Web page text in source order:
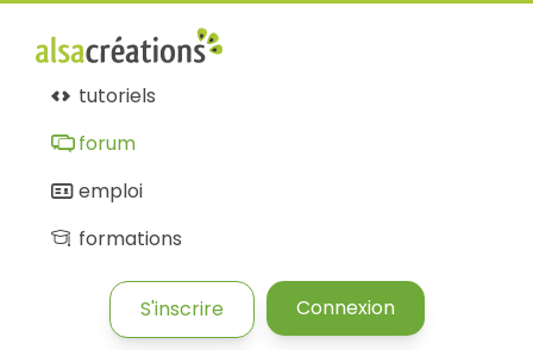
tutoriels
forum
emploi
formations
S'inscrire Connexion